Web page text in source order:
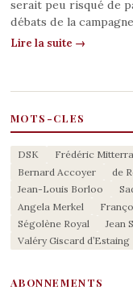
serait peu risqué de
débats de la
Lire la suite →
MOTS-CLES
DSK Frédéric
Bernard Accoyer
de
Jean-Louis Borloo
Angela Merkel
Ségolène Royal
Jean
Valéry Giscard d’Estaing
ABONNEMENTS